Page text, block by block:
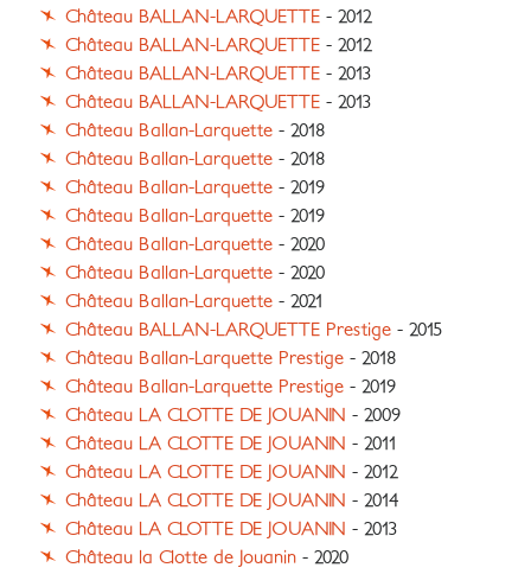
Château BALLAN-LARQUETTE - 2012
Château BALLAN-LARQUETTE - 2012
Château BALLAN-LARQUETTE - 2013
Château BALLAN-LARQUETTE - 2013
Château Ballan-Larquette - 2018
Château Ballan-Larquette - 2018
Château Ballan-Larquette - 2019
Château Ballan-Larquette - 2019
Château Ballan-Larquette - 2020
Château Ballan-Larquette - 2020
Château Ballan-Larquette - 2021
Château BALLAN-LARQUETTE Prestige - 2015
Château Ballan-Larquette Prestige - 2018
Château Ballan-Larquette Prestige - 2019
Château LA CLOTTE DE JOUANIN - 2009
Château LA CLOTTE DE JOUANIN - 2011
Château LA CLOTTE DE JOUANIN - 2012
Château LA CLOTTE DE JOUANIN - 2014
Château LA CLOTTE DE JOUANIN - 2013
Château la Clotte de Jouanin - 2020